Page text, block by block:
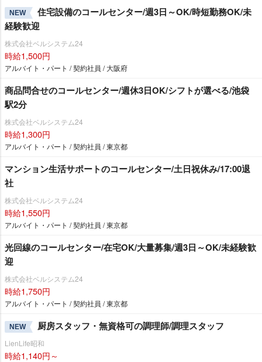
NEW
住宅設備のコールセンター/週3日～OK/時短勤務OK/未
経験歓迎
株式会社ベルシステム24
時給1,500円
アルバイト・パート / 契約社員 / 大阪府
商品問合せのコールセンター/週休3日OK/シフトが選べる/池袋
駅2分
株式会社ベルシステム24
時給1,300円
アルバイト・パート / 契約社員 / 東京都
マンション生活サポートのコールセンター/土日祝休み/17:00退
社
株式会社ベルシステム24
時給1,550円
アルバイト・パート / 契約社員 / 東京都
光回線のコールセンター/在宅OK/大量募集/週3日～OK/未経験歓
迎
株式会社ベルシステム24
時給1,750円
アルバイト・パート / 契約社員 / 東京都
NEW 厨房スタッフ・無資格可の調理師/調理スタッフ
LienLife昭和
時給1,140円～